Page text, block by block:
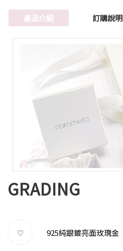
產品介紹 訂購說明
GRADING
♡ 925純銀鍍亮面玫瑰金